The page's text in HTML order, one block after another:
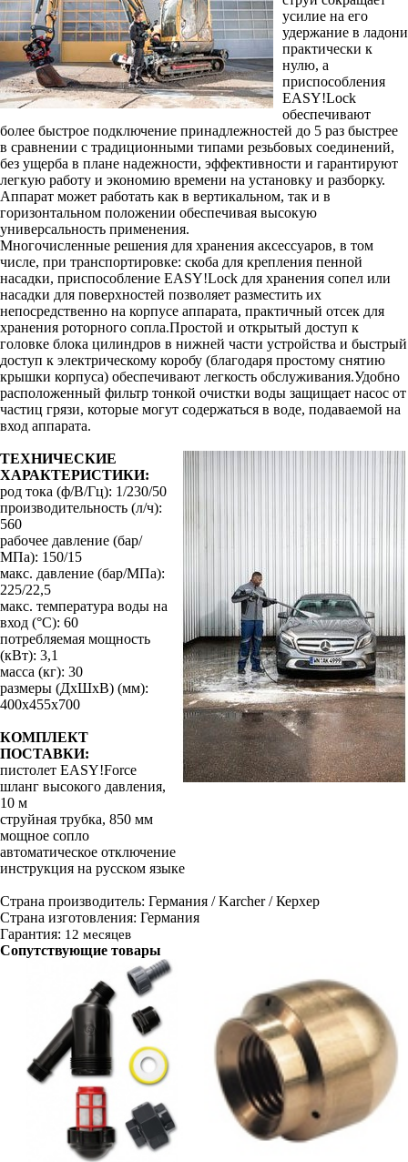
усилие на его
удержание в ладони
практически к
нулю, а
приспособления
EASY!Lock
обеспечивают
более быстрое подключение принадлежностей до 5 раз быстрее
в сравнении с традиционными типами резьбовых соединений,
без ущерба в плане надежности, эффективности и гарантируют
легкую работу и экономию времени на установку и разборку.
Аппарат может работать как в вертикальном, так и в
горизонтальном положении обеспечивая высокую
универсальность применения.
Многочисленные решения для хранения аксессуаров, в том
числе, при транспортировке: скоба для крепления пенной
насадки, приспособление EASY!Lock для хранения сопел или
насадки для поверхностей позволяет разместить их
непосредственно на корпусе аппарата, практичный отсек для
хранения роторного сопла.Простой и открытый доступ к
головке блока цилиндров в нижней части устройства и быстрый
доступ к электрическому коробу (благодаря простому снятию
крышки корпуса) обеспечивают легкость обслуживания.Удобно
расположенный фильтр тонкой очистки воды защищает насос от
частиц грязи, которые могут содержаться в воде, подаваемой на
вход аппарата.
ТЕХНИЧЕСКИЕ
ХАРАКТЕРИСТИКИ:
род тока (ф/В/Гц): 1/230/50
производительность (л/ч):
560
рабочее давление (бар/
МПа): 150/15
макс. давление (бар/МПа):
225/22,5
макс. температура воды на
вход (°С): 60
потребляемая мощность
(кВт): 3,1
масса (кг): 30
размеры (ДхШхВ) (мм):
400х455х700
КОМПЛЕКТ
ПОСТАВКИ:
пистолет EASY!Force
шланг высокого давления,
10 м
струйная трубка, 850 мм
мощное сопло
автоматическое отключение
инструкция на русском языке
Страна производитель: Германия / Karcher / Керхер
Страна изготовления: Германия
Гарантия: 12 месяцев
Сопутствующие товары